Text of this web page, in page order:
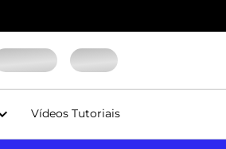
Vídeos Tutoriais